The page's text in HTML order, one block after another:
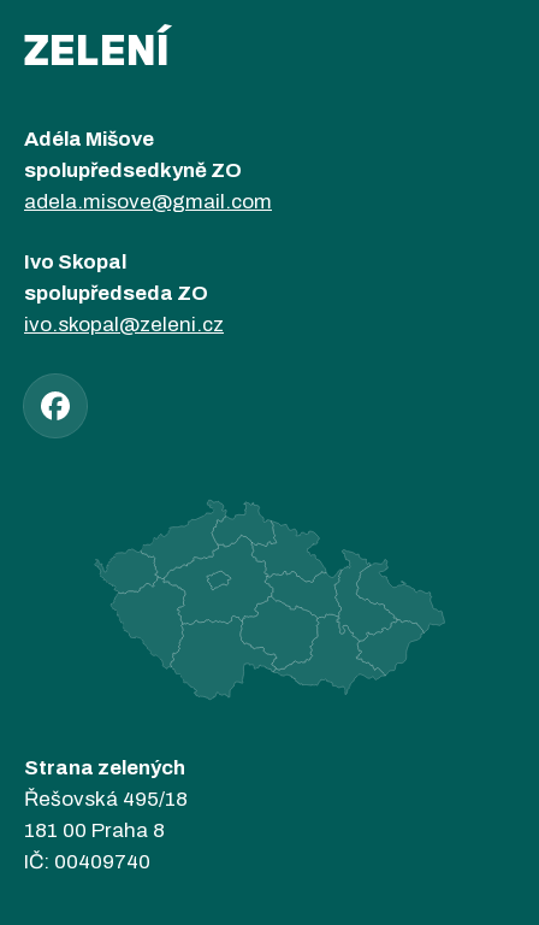
ZELENÍ
Adéla Mišove
spolupředsedkyně ZO
adela.misove@gmail.com
Ivo Skopal
spolupředseda ZO
ivo.skopal@zeleni.cz
Strana zelených
Řešovská 495/18
181 00 Praha 8
IČ: 00409740